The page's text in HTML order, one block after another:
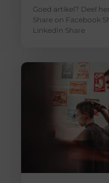
Goed artikel? Deel
Share on Facebook
LinkedIn Share